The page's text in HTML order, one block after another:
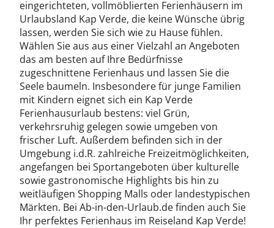
eingerichteten, vollmöblierten Ferienhäusern im
Urlaubsland Kap Verde, die keine Wünsche übrig
lassen, werden Sie sich wie zu Hause fühlen.
Wählen Sie aus aus einer Vielzahl an Angeboten
das am besten auf Ihre Bedürfnisse
zugeschnittene Ferienhaus und lassen Sie die
Seele baumeln. Insbesondere für junge Familien
mit Kindern eignet sich ein Kap Verde
Ferienhausurlaub bestens: viel Grün,
verkehrsruhig gelegen sowie umgeben von
frischer Luft. Außerdem befinden sich in der
Umgebung i.d.R. zahlreiche Freizeitmöglichkeiten,
angefangen bei Sportangeboten über kulturelle
sowie gastronomische Highlights bis hin zu
weitläufigen Shopping Malls oder landestypischen
Märkten. Bei Ab-in-den-Urlaub.de finden auch Sie
Ihr perfektes Ferienhaus im Reiseland Kap Verde!